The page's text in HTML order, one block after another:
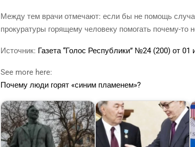
Меж­ду тем вра­чи отме­ча­ют: если бы не помощь
про­ку­ра­ту­ры горя­ще­му чело­ве­ку помо­гать поче­му-то
Источ­ник: Газе­та “Голос Рес­пуб­ли­ки” №24 (200) от 01
See more here:
Поче­му люди горят «синим пламенем»?